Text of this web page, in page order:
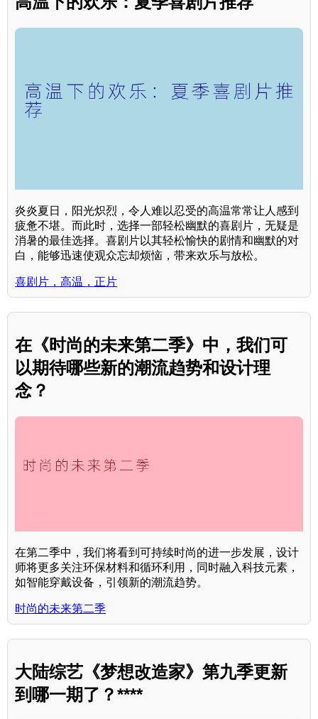
炎炎夏日，阳光炽烈，令人难以忍受的高温常常让人感到
疲惫不堪。而此时，选择一部轻松幽默的喜剧片，无疑是
消暑的最佳选择。喜剧片以其轻松愉快的剧情和幽默的对
白，能够迅速使观众忘却烦恼，带来欢乐与放松。
喜剧片，高温，正片
在《时尚的未来第二季》中，我们可
以期待哪些新的潮流趋势和设计理
念？
在第二季中，我们将看到可持续时尚的进一步发展，设计
师将更多关注环保材料和循环利用，同时融入科技元素，
如智能穿戴设备，引领新的潮流趋势。
时尚的未来第二季
大陆综艺《梦想改造家》第九季更新
到哪一期了？****